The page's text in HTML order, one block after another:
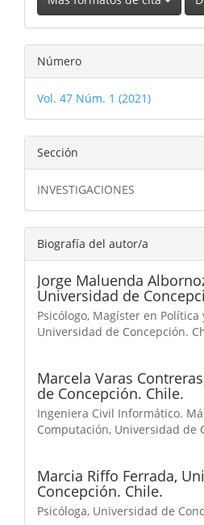
Número
Vol. 47 Núm. 1 (2021)
Sección
INVESTIGACIONES
Biografía del autor/a
Jorge Maluenda
Universidad de
Psicólogo, Magíster en Política
Universidad de Concepción.
Marcela Varas
de Concepción. Chile.
Ingeniera Civil Informático.
Computación, Universidad de
Marcia Riffo Ferrada,
Concepción. Chile.
Psicóloga, Universidad de